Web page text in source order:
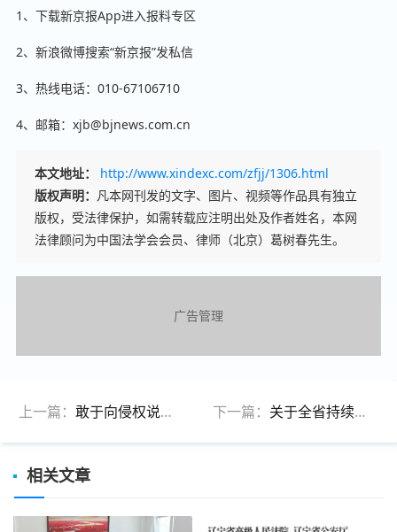
1、下载新京报App进入报料专区
2、新浪微博搜索“新京报”发私信
3、热线电话：010-67106710
4、邮箱：xjb@bjnews.com.cn
本文地址：
http://www.xindexc.com/zfjj/1306.html
版权声明： 凡本网刊发的文字、图片、视频等作品具有独立
版权，受法律保护，如需转载应注明出处及作者姓名，本网
法律顾问为中国法学会会员、律师（北京）葛树春先生。
广告管理
上一篇： 敢于向侵权说不！新黄河“3·15”端上维权邀您发声 下一篇： 关于全省持续优化营商环境督查征集问题线索的公告
相关文章